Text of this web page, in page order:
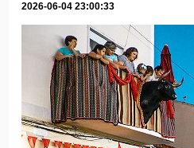
2026-06-04 23:00:33